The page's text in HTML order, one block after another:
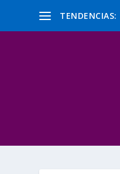
TENDENCIAS: